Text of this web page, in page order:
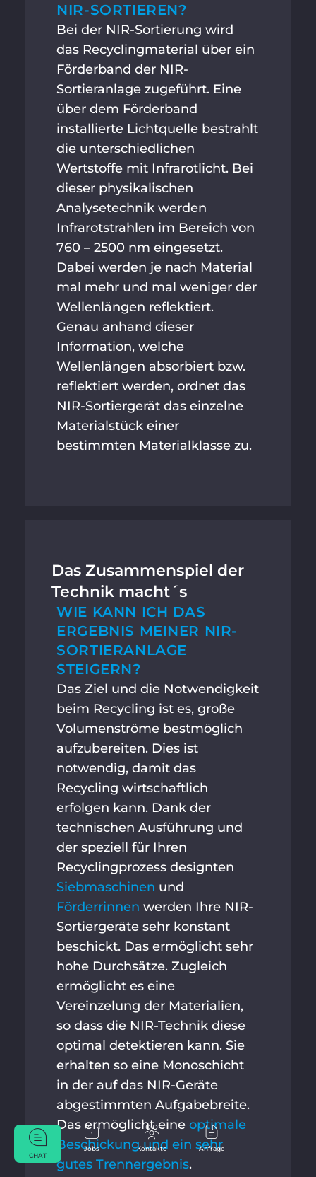
Jobs Kontakte
Anfrage
CHAT
NIR-SORTIEREN?
Bei der NIR-Sortierung wird
das Recyclingmaterial über ein
Förderband der NIR-
Sortieranlage zugeführt. Eine
über dem Förderband
installierte Lichtquelle bestrahlt
die unterschiedlichen
Wertstoffe mit Infrarotlicht. Bei
dieser physikalischen
Analysetechnik werden
Infrarotstrahlen im Bereich von
760 – 2500 nm eingesetzt.
Dabei werden je nach Material
mal mehr und mal weniger der
Wellenlängen reflektiert.
Genau anhand dieser
Information, welche
Wellenlängen absorbiert bzw.
reflektiert werden, ordnet das
NIR-Sortiergerät das einzelne
Materialstück einer
bestimmten Materialklasse zu.
Das Zusammenspiel der
Technik macht´s
WIE KANN ICH DAS
ERGEBNIS MEINER NIR-
SORTIERANLAGE
STEIGERN?
Das Ziel und die Notwendigkeit
beim Recycling ist es, große
Volumenströme bestmöglich
aufzubereiten. Dies ist
notwendig, damit das
Recycling wirtschaftlich
erfolgen kann. Dank der
technischen Ausführung und
der speziell für Ihren
Recyclingprozess designten
Siebmaschinen und
Förderrinnen werden Ihre NIR-
Sortiergeräte sehr konstant
beschickt. Das ermöglicht sehr
hohe Durchsätze. Zugleich
ermöglicht es eine
Vereinzelung der Materialien,
so dass die NIR-Technik diese
optimal detektieren kann. Sie
erhalten so eine Monoschicht
in der auf das NIR-Geräte
abgestimmten Aufgabebreite.
Das ermöglicht eineoptimale
Beschickung und ein sehr
gutes Trennergebnis.